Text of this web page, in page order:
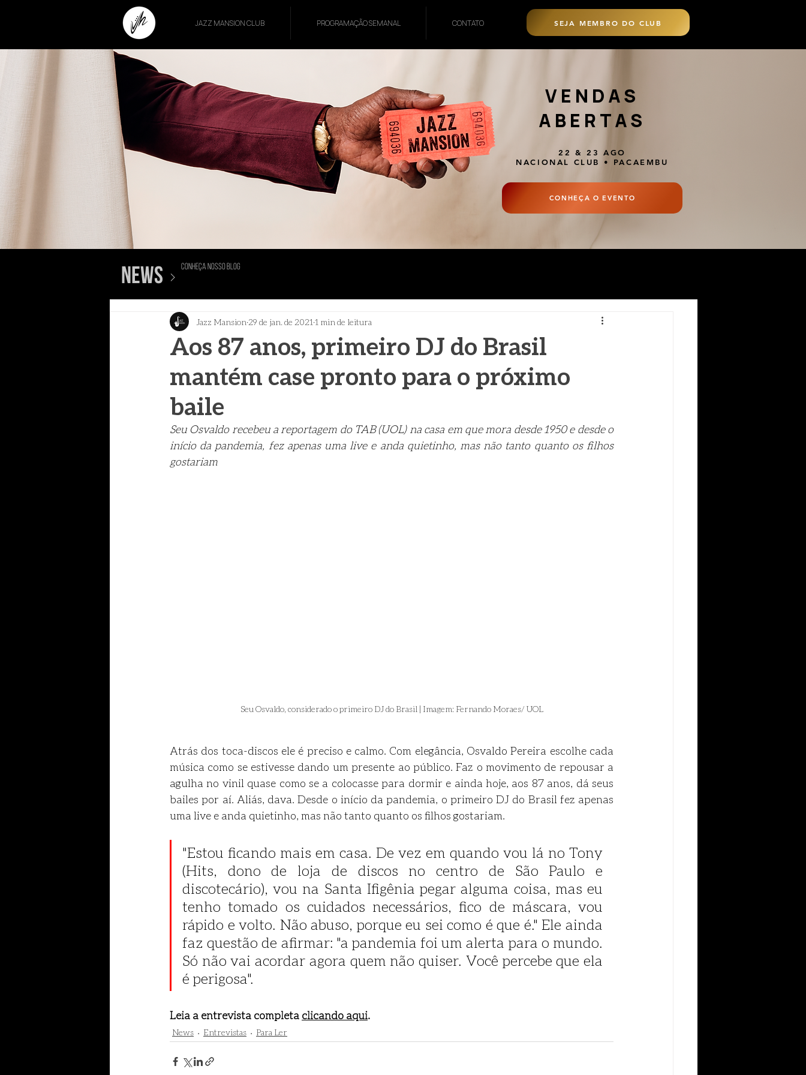
JAZZ MANSION CLUB PROGRAMAÇÃO SEMANAL CONTATO SEJA MEMBRO DO CLUB
22 & 23 AGO
NACIONAL CLUB • PACAEMBU
CONHEÇA O EVENTO
VENDAS
ABERTAS
>
news conheça nosso blog
Aos 87 anos, primeiro DJ do Brasil
mantém case pronto para o próximo
baile
Jazz Mansion 29 de jan. de 2021 1 min de leitura
Seu Osvaldo recebeu a reportagem do TAB (UOL) na casa em que mora desde 1950 e desde o
início da pandemia, fez apenas uma live e anda quietinho, mas não tanto quanto os filhos
gostariam
Seu Osvaldo, considerado o primeiro DJ do Brasil | Imagem: Fernando Moraes/ UOL
Atrás dos toca-discos ele é preciso e calmo. Com elegância, Osvaldo Pereira escolhe cada
música como se estivesse dando um presente ao público. Faz o movimento de repousar a
agulha no vinil quase como se a colocasse para dormir e ainda hoje, aos 87 anos, dá seus
bailes por aí. Aliás, dava. Desde o início da pandemia, o primeiro DJ do Brasil fez apenas
uma live e anda quietinho, mas não tanto quanto os filhos gostariam.
"Estou ficando mais em casa. De vez em quando vou lá no Tony
(Hits, dono de loja de discos no centro de São Paulo e
discotecário), vou na Santa Ifigênia pegar alguma coisa, mas eu
tenho tomado os cuidados necessários, fico de máscara, vou
rápido e volto. Não abuso, porque eu sei como é que é." Ele ainda
faz questão de afirmar: "a pandemia foi um alerta para o mundo.
Só não vai acordar agora quem não quiser. Você percebe que ela
é perigosa".
Leia a entrevista completa clicando aqui.
News Entrevistas Para Ler